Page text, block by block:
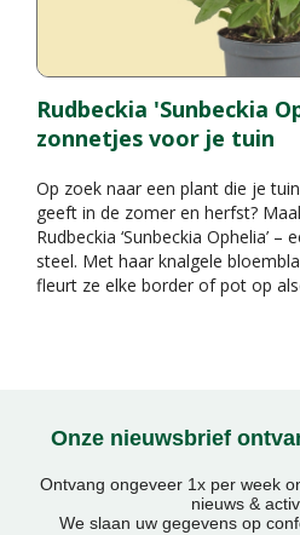
Rudbeckia 'Sunbeckia
zonnetjes voor je tuin
Op zoek naar een plant die je
geeft in de zomer en herfst?
Rudbeckia ‘Sunbeckia Ophelia’
steel. Met haar knalgele
fleurt ze elke border of pot op
Onze nieuwsbrief
Ontvang ongeveer 1x per week
nieuws &
We slaan uw gegevens op